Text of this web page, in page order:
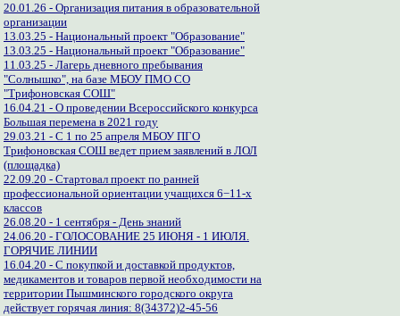
20.01.26 - Организация питания в образовательной
организации
13.03.25 - Национальный проект "Образование"
13.03.25 - Национальный проект "Образование"
11.03.25 - Лагерь дневного пребывания
"Солнышко", на базе МБОУ ПМО СО
"Трифоновская СОШ"
16.04.21 - О проведении Всероссийского конкурса
Большая перемена в 2021 году
29.03.21 - С 1 по 25 апреля МБОУ ПГО
Трифоновская СОШ ведет прием заявлений в ЛОЛ
(площадка)
22.09.20 - Стартовал проект по ранней
профессиональной ориентации учащихся 6−11-х
классов
26.08.20 - 1 сентября - День знаний
24.06.20 - ГОЛОСОВАНИЕ 25 ИЮНЯ - 1 ИЮЛЯ.
ГОРЯЧИЕ ЛИНИИ
16.04.20 - С покупкой и доставкой продуктов,
медикаментов и товаров первой необходимости на
территории Пышминского городского округа
действует горячая линия: 8(34372)2-45-56